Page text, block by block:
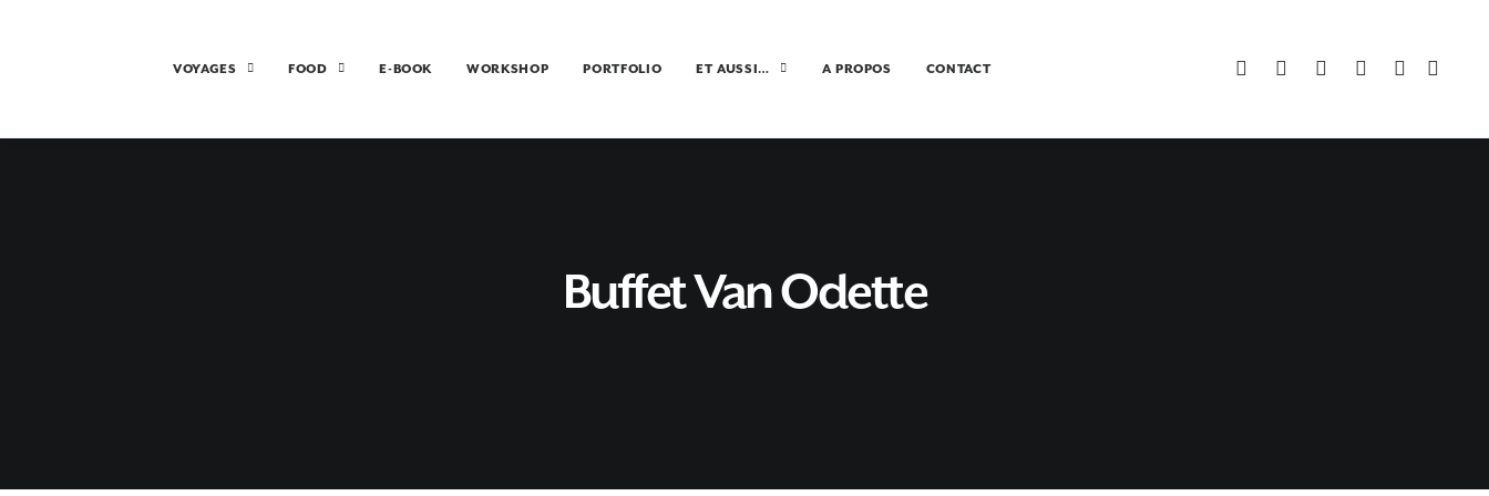
VOYAGES FOOD E-BOOK WORKSHOP PORTFOLIO ET AUSSI… A PROPOS CONTACT
Buffet Van Odette